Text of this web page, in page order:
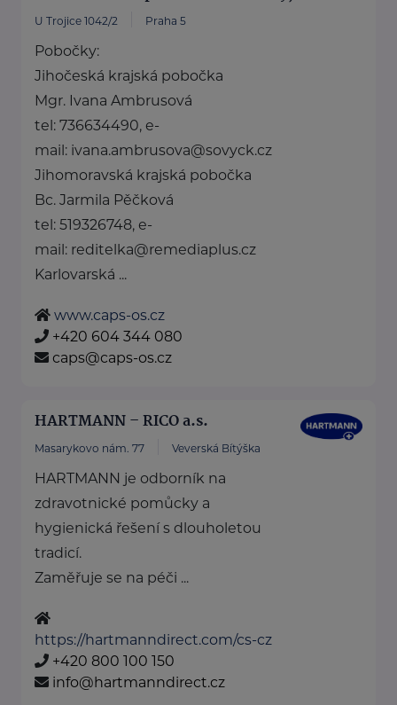
U Trojice 1042/2 Praha 5
Pobočky:
Jihočeská krajská pobočka
Mgr. Ivana Ambrusová
tel: 736634490, e-
mail: ivana.ambrusova@sovyck.cz
Jihomoravská krajská pobočka
Bc. Jarmila Pěčková
tel: 519326748, e-
mail: reditelka@remediaplus.cz
Karlovarská ...
www.caps-os.cz
+420 604 344 080
caps@caps-os.cz
HARTMANN – RICO a.s.
Masarykovo nám. 77 Veverská Bítýška
HARTMANN je odborník na
zdravotnické pomůcky a
hygienická řešení s dlouholetou
tradicí.
Zaměřuje se na péči ...
https://hartmanndirect.com/cs-cz
+420 800 100 150
info@hartmanndirect.cz